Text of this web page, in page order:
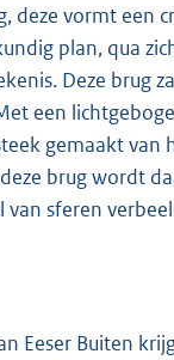
deze vormt een
plan, qua
Deze brug
een
gemaakt van
brug wordt
van sferen
Eeser Buiten